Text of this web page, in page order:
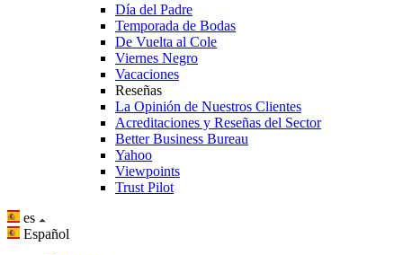
Día del Padre
Temporada de Bodas
De Vuelta al Cole
Viernes Negro
Vacaciones
Reseñas
La Opinión de Nuestros Clientes
Acreditaciones y Reseñas del Sector
Better Business Bureau
Yahoo
Viewpoints
Trust Pilot
es
Español